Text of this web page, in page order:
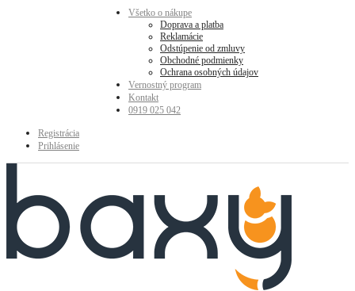
Všetko o nákupe
Doprava a platba
Reklamácie
Odstúpenie od zmluvy
Obchodné podmienky
Ochrana osobných údajov
Vernostný program
Kontakt
0919 025 042
Registrácia
Prihlásenie